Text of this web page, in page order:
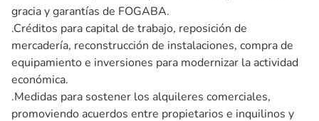
gracia y garantías de FOGABA.
.Créditos para capital de trabajo, reposición de
mercadería, reconstrucción de instalaciones, compra de
equipamiento e inversiones para modernizar la actividad
económica.
.Medidas para sostener los alquileres comerciales,
promoviendo acuerdos entre propietarios e inquilinos y